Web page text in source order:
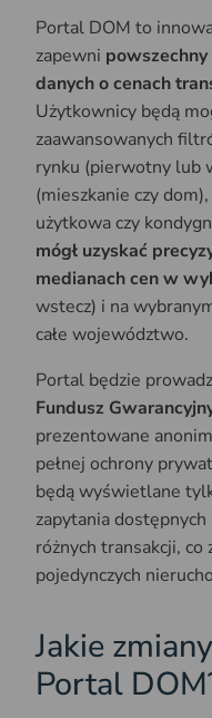
Portal DOM to
zapewni
danych o cenach
Użytkownicy będą
zaawansowanych
rynku (pierwotny lub
(mieszkanie czy
użytkowa czy
mógł uzyskać
medianach cen w
wstecz) i na
całe województwo.
Portal będzie
Fundusz
prezentowane
pełnej ochrony
będą wyświetlane
zapytania
różnych transakcji,
pojedynczych
Jakie
Portal